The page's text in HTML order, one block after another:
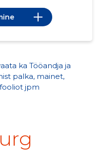
ka Tööandja ja
palka, mainet,
jpm